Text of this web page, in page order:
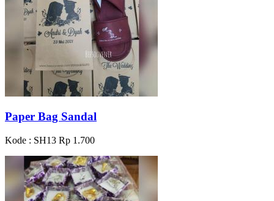
Paper Bag Sandal
Kode : SH13 Rp 1.700